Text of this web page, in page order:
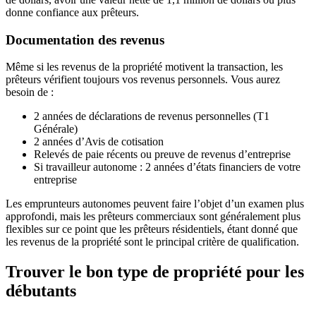
donne confiance aux prêteurs.
Documentation des revenus
Même si les revenus de la propriété motivent la transaction, les
prêteurs vérifient toujours vos revenus personnels. Vous aurez
besoin de :
2 années de déclarations de revenus personnelles (T1
Générale)
2 années d’Avis de cotisation
Relevés de paie récents ou preuve de revenus d’entreprise
Si travailleur autonome : 2 années d’états financiers de votre
entreprise
Les emprunteurs autonomes peuvent faire l’objet d’un examen plus
approfondi, mais les prêteurs commerciaux sont généralement plus
flexibles sur ce point que les prêteurs résidentiels, étant donné que
les revenus de la propriété sont le principal critère de qualification.
Trouver le bon type de propriété pour les
débutants